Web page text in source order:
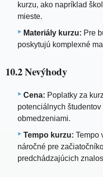
kurzu, ako napríklad
mieste.
Materiály kurzu: Pre
poskytujú komplexné
10.2 Nevýhody
Cena: Poplatky za
potenciálnych
obmedzeniami.
Tempo kurzu: Tempo
náročné pre
predchádzajúcich